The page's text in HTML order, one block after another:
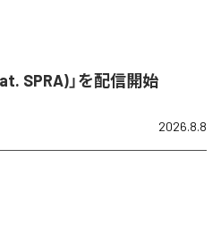
SPRA)」を配信開始
2026.8.8